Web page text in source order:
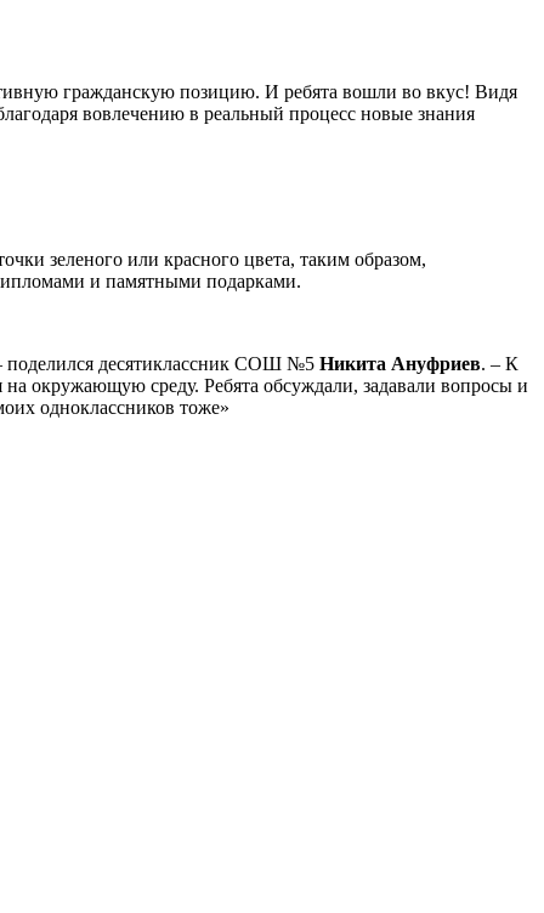
гражданскую позицию. И ребята вошли во вкус! Видя
вовлечению в реальный процесс новые знания
зеленого или красного цвета, таким образом,
и памятными подарками.
поделился десятиклассник СОШ №5 Никита Ануфриев. – К
окружающую среду. Ребята обсуждали, задавали вопросы и
одноклассников тоже»